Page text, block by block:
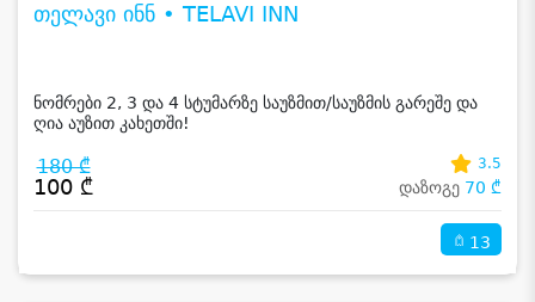
თელავი ინნ • TELAVI INN
ნომრები 2, 3 და 4 სტუმარზე საუზმით/საუზმის გარეშე და
ღია აუზით კახეთში!
180 ₾
100 ₾
3.5
დაზოგე 70 ₾
13